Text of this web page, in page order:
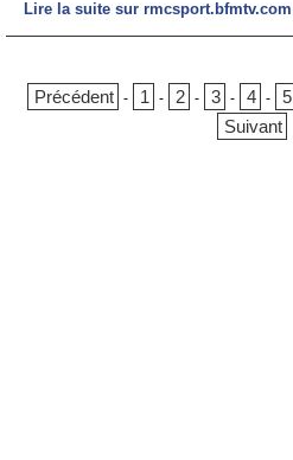
Lire la suite sur rmcsport.bfmtv.com
Précédent - 1 - 2 - 3 - 4 - 5
Suivant